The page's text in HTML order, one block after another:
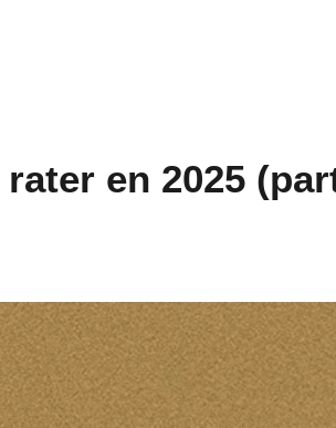
en 2025